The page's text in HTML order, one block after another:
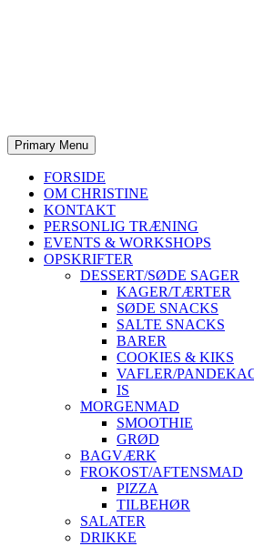
Primary Menu
FORSIDE
OM CHRISTINE
KONTAKT
PERSONLIG TRÆNING
EVENTS & WORKSHOPS
OPSKRIFTER
DESSERT/SØDE SAGER
KAGER/TÆRTER
SØDE SNACKS
SALTE SNACKS
BARER
COOKIES & KIKS
VAFLER/
IS
MORGENMAD
SMOOTHIE
GRØD
BAGVÆRK
FROKOST/AFTENSMAD
PIZZA
TILBEHØR
SALATER
DRIKKE